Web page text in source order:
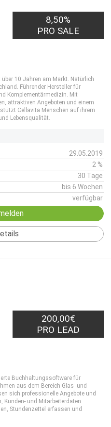
8,50%
PRO SALE
10 Jahren am Markt. Natürlich
Führender Hersteller für
Komplementärmedizin. Mit
attraktiven Angeboten und einem
Cellavita Menschen auf ihrem
Lebensqualität.
29.05.2019
2 %
30 Tage
bis 6 Wochen
verfügbar
200,00€
PRO LEAD
Buchhaltungssoftware für
aus dem Bereich Glas- und
sich professionelle Angebote und
Kunden- und Mitarbeiterdaten
Stundenzettel erfassen und